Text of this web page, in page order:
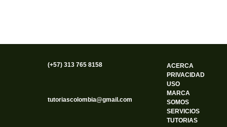
(+57) 313 765 8158
tutoriascolombia@gmail.com
ACERCA
PRIVACIDAD
USO
MARCA
SOMOS
SERVICIOS
TUTORIAS